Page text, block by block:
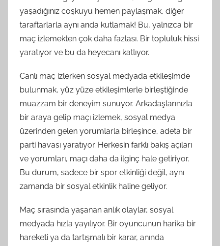
yaşadığınız coşkuyu hemen paylaşmak, diğer
taraftarlarla aynı anda kutlamak! Bu, yalnızca bir
maç izlemekten çok daha fazlası. Bir topluluk hissi
yaratıyor ve bu da heyecanı katlıyor.
Canlı maç izlerken sosyal medyada etkileşimde
bulunmak, yüz yüze etkileşimlerle birleştiğinde
muazzam bir deneyim sunuyor. Arkadaşlarınızla
bir araya gelip maçı izlemek, sosyal medya
üzerinden gelen yorumlarla birleşince, adeta bir
parti havası yaratıyor. Herkesin farklı bakış açıları
ve yorumları, maçı daha da ilginç hale getiriyor.
Bu durum, sadece bir spor etkinliği değil, aynı
zamanda bir sosyal etkinlik haline geliyor.
Maç sırasında yaşanan anlık olaylar, sosyal
medyada hızla yayılıyor. Bir oyuncunun harika bir
hareketi ya da tartışmalı bir karar, anında